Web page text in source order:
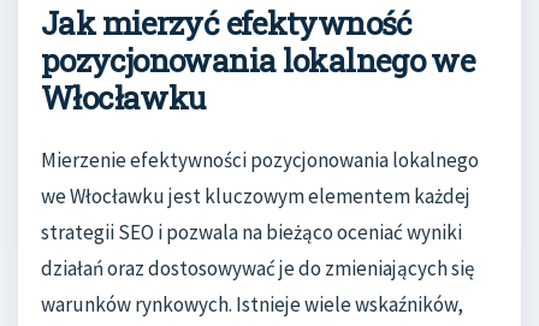
Jak mierzyć efektywność
pozycjonowania lokalnego we
Włocławku
Mierzenie efektywności pozycjonowania lokalnego
we Włocławku jest kluczowym elementem każdej
strategii SEO i pozwala na bieżąco oceniać wyniki
działań oraz dostosowywać je do zmieniających się
warunków rynkowych. Istnieje wiele wskaźników,